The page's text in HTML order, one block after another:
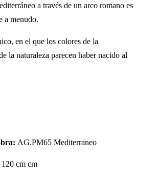
a través de un arco romano es
a menudo.
en el que los colores de la
la naturaleza parecen haber nacido al
AG.PM65 Mediterraneo
cm cm